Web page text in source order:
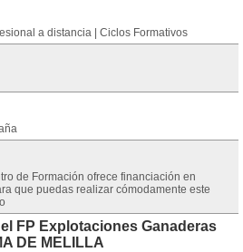
a distancia | Ciclos Formativos
de Formación ofrece financiación en
que puedas realizar cómodamente este
FP Explotaciones Ganaderas
DE MELILLA